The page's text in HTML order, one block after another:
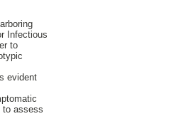
Infectious
to
evident
to assess